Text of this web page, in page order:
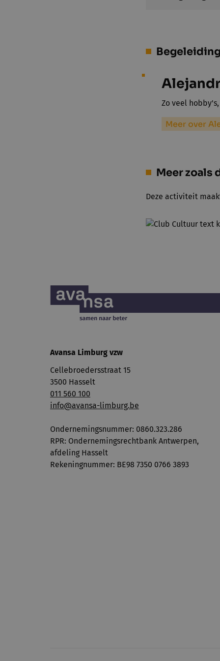
Begeleiding
Zo veel
Meer over
Meer zoals
Deze activiteit
Avansa Limburg vzw
Cellebroedersstraat 15
3500 Hasselt
011 560 100
info@avansa-limburg.be
Ondernemingsnummer: ​0860.323.286
RPR: Ondernemingsrechtbank Antwerpen,
afdeling Hasselt
Rekeningnummer: BE98 7350 0766 3893